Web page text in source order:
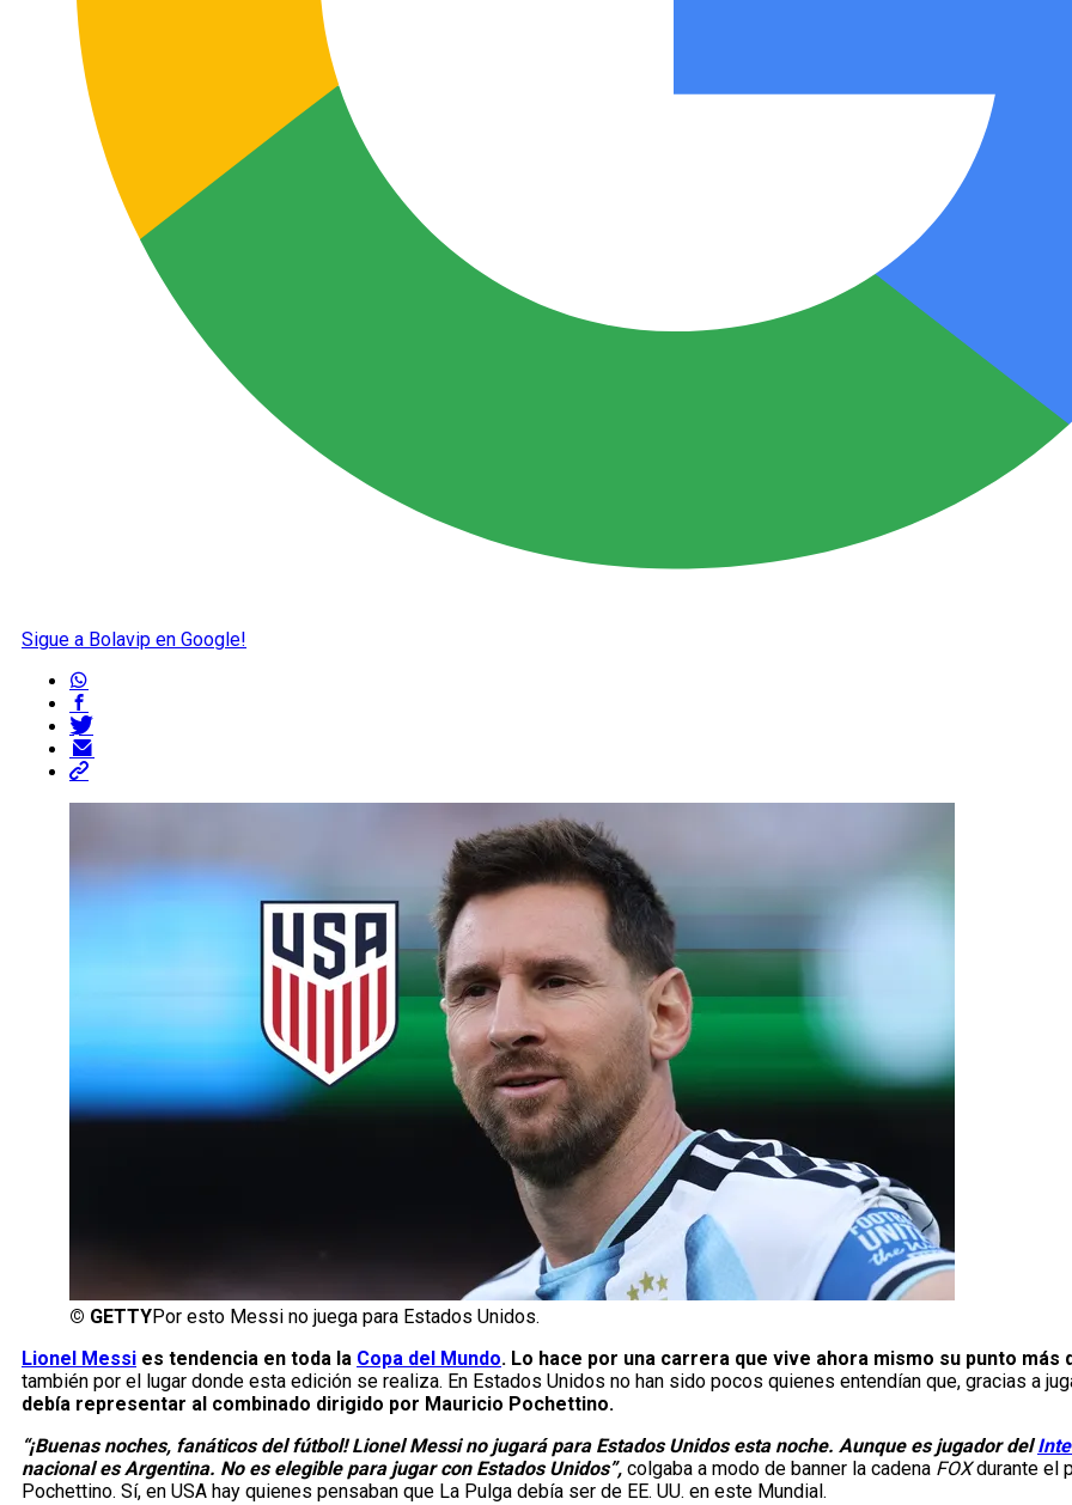
Sigue a Bolavip en Google!
© GETTYPor esto Messi no juega para Estados Unidos.
Lionel Messi es tendencia en toda la Copa del Mundo. Lo hace por una carrera que vive ahora mismo su punto más
también por el lugar donde esta edición se realiza. En Estados Unidos no han sido pocos quienes entendían que, gracias a
debía representar al combinado dirigido por Mauricio Pochettino.
“¡Buenas noches, fanáticos del fútbol! Lionel Messi no jugará para Estados Unidos esta noche. Aunque es jugador del
nacional es Argentina. No es elegible para jugar con Estados Unidos”, colgaba a modo de banner la cadena FOXdurante el
Pochettino. Sí, en USA hay quienes pensaban que La Pulga debía ser de EE. UU. en este Mundial.